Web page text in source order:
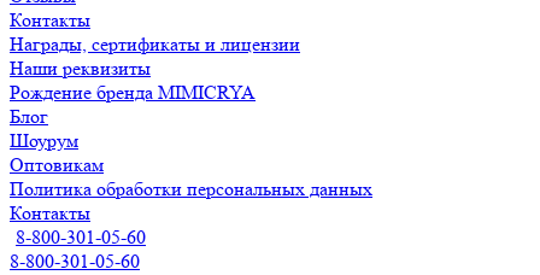
Контакты
Награды, сертификаты и лицензии
Наши реквизиты
Рождение бренда MIMICRYA
Блог
Шоурум
Оптовикам
Политика обработки персональных данных
Контакты
8-800-301-05-60
8-800-301-05-60